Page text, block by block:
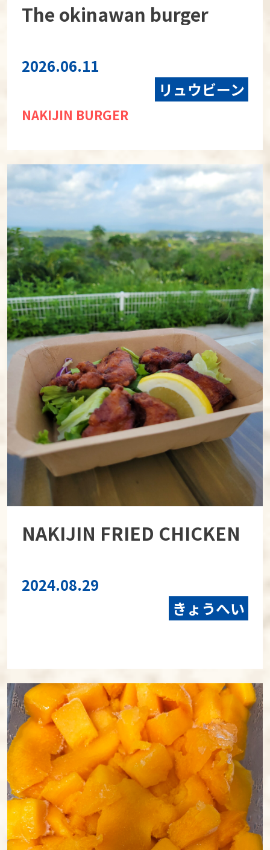
The okinawan burger
2026.06.11
リュウビーン
NAKIJIN BURGER
NAKIJIN FRIED CHICKEN
2024.08.29
きょうへい